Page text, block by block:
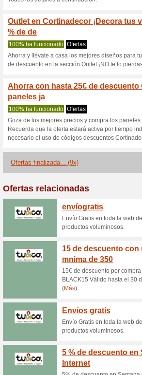
Cortinadecor nos
código para
aproveche para
Outlet en
% de d
100% ha
Ahorra y llévate a
de descuento en
Estores
Cortinadecor
100% ha
Aprovecha los